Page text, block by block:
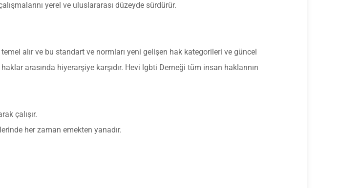
yerel ve uluslararası düzeyde sürdürür.
alır ve bu standart ve normları yeni gelişen hak kategorileri ve güncel
arasında hiyerarşiye karşıdır. Hevi lgbti Derneği tüm insan haklarının
çalışır.
her zaman emekten yanadır.